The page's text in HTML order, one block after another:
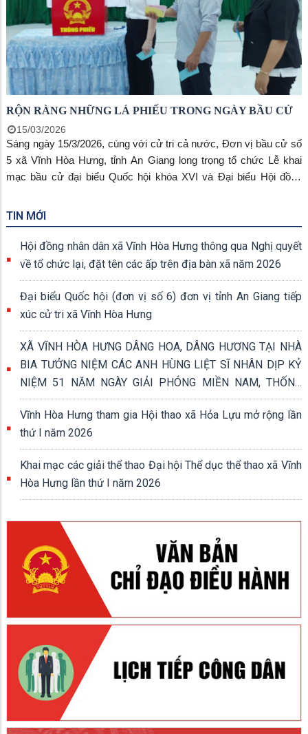
RỘN RÀNG NHỮNG LÁ PHIẾU TRONG NGÀY BẦU CỬ
15/03/2026
Sáng ngày 15/3/2026, cùng với cử tri cả nước, Đơn vị bầu cử số
5 xã Vĩnh Hòa Hưng, tỉnh An Giang long trọng tổ chức Lễ khai
mạc bầu cử đại biểu Quốc hội khóa XVI và Đại biểu Hội đồng
nghiêm, dân chủ và đúng quy định của pháp luật.
TIN MỚI
Hội đồng nhân dân xã Vĩnh Hòa Hưng thông qua Nghị quyết
về tổ chức lại, đặt tên các ấp trên địa bàn xã năm 2026
Đại biểu Quốc hội (đơn vị số 6) đơn vị tỉnh An Giang tiếp
xúc cử tri xã Vĩnh Hòa Hưng
XÃ VĨNH HÒA HƯNG DÂNG HOA, DÂNG HƯƠNG TẠI NHÀ
BIA TƯỞNG NIỆM CÁC ANH HÙNG LIỆT SĨ NHÂN DỊP KỶ
NIỆM 51 NĂM NGÀY GIẢI PHÓNG MIỀN NAM, THỐNG
NHẤT ĐẤT NƯỚC (30/4/1975 - 30/4/2026)
Vĩnh Hòa Hưng tham gia Hội thao xã Hỏa Lựu mở rộng lần
thứ I năm 2026
Khai mạc các giải thể thao Đại hội Thể dục thể thao xã Vĩnh
Hòa Hưng lần thứ I năm 2026